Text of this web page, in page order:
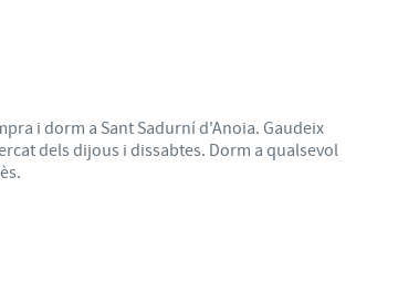
i dorm a Sant Sadurní d'Anoia. Gaudeix
dels dijous i dissabtes. Dorm a qualsevol